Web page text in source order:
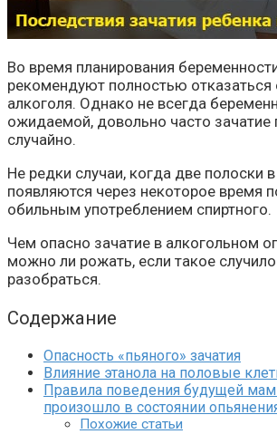
Во время планирования
рекомендуют полностью отказаться
алкоголя. Однако не всегда
ожидаемой, довольно часто зачатие
случайно.
Не редки случаи, когда две полоски в
появляются через некоторое время
обильным употреблением спиртного.
Чем опасно зачатие в алкогольном
можно ли рожать, если такое
разобраться.
Содержание
Опасность «пьяного» зачатия
Влияние этанола на половые
Правила поведения будущей
произошло в состоянии
Похожие статьи